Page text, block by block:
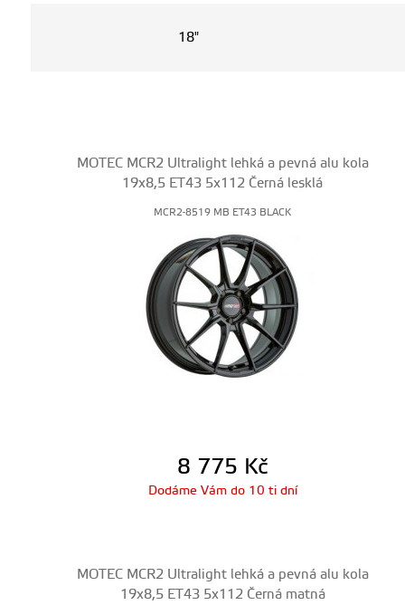
18"
MOTEC MCR2 Ultralight lehká a pevná alu kola
19x8,5 ET43 5x112 Černá lesklá
MCR2-8519 MB ET43 BLACK
8 775 Kč
Dodáme Vám do 10 ti dní
MOTEC MCR2 Ultralight lehká a pevná alu kola
19x8,5 ET43 5x112 Černá matná